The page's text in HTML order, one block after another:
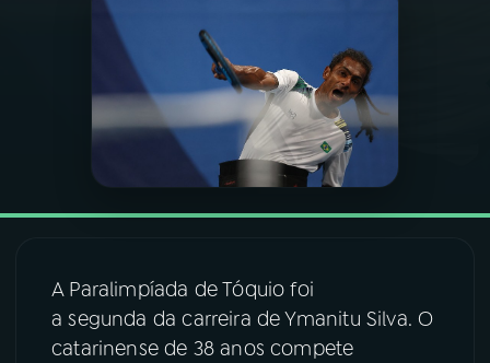
PROGRAMAS
PODCASTS
VIDEOCASTS
08FESTIVAL DE MÚSICA
A Paralimpíada de Tóquio foi
a segunda da carreira de Ymanitu Silva. O
catarinense de 38 anos compete